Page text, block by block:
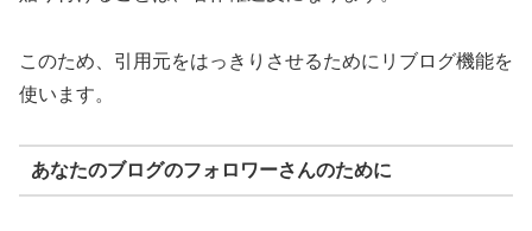
このため、引用元をはっきりさせるためにリブログ機能を
使います。
あなたのブログのフォロワーさんのために